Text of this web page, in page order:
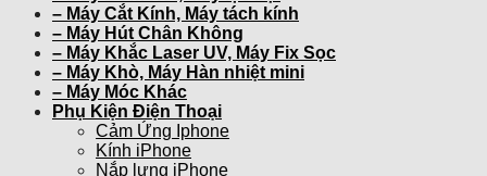
– Máy Cắt Kính, Máy tách kính
– Máy Hút Chân Không
– Máy Khắc Laser UV, Máy Fix Sọc
– Máy Khò, Máy Hàn nhiệt mini
– Máy Móc Khác
Phụ Kiện Điện Thoại
Cảm Ứng Iphone
Kính iPhone
Nắp lưng iPhone